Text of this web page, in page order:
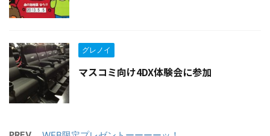
グレノイ
マスコミ向け4DX体験会に参加